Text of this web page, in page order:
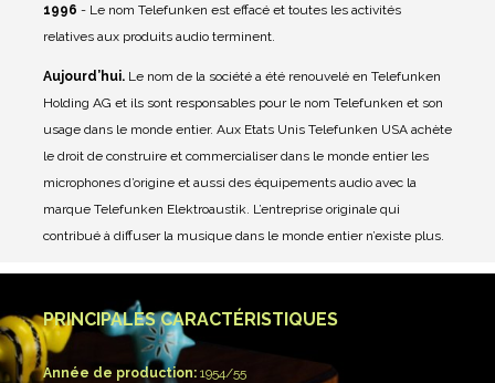
1996 - Le nom Telefunken est effacé et toutes les activités
relatives aux produits audio terminent.
Aujourd’hui. Le nom de la société a été renouvelé en Telefunken
Holding AG et ils sont responsables pour le nom Telefunken et son
usage dans le monde entier. Aux Etats Unis Telefunken USA achète
le droit de construire et commercialiser dans le monde entier les
microphones d’origine et aussi des équipements audio avec la
marque Telefunken Elektroaustik. L’entreprise originale qui
contribué à diffuser la musique dans le monde entier n’existe plus.
PRINCIPALES CARACTÉRISTIQUES
Année de production: 1954/55